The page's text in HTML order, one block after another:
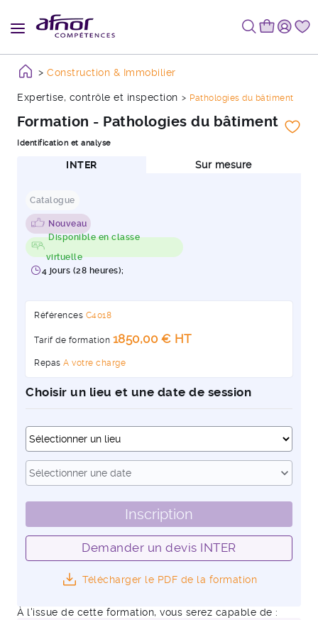
Construction & Immobilier
Expertise, contrôle et inspection Pathologies du bâtiment
Formation - Pathologies du bâtiment
Identification et analyse
INTER Sur mesure
Catalogue
Nouveau
Disponible en classe
virtuelle
4 jours (28 heures);
Références C4018
Tarif de formation 1850,00 € HT
Repas A votre charge
Choisir un lieu et une date de session
Sélectionner une date
expand_more
Inscription
Demander un devis INTER
Télécharger le PDF de la formation
À l'issue de cette formation, vous serez capable de :